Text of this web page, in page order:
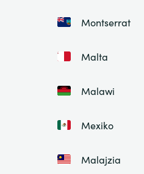
Montserrat
Malta
Malawi
Mexiko
Malajzia